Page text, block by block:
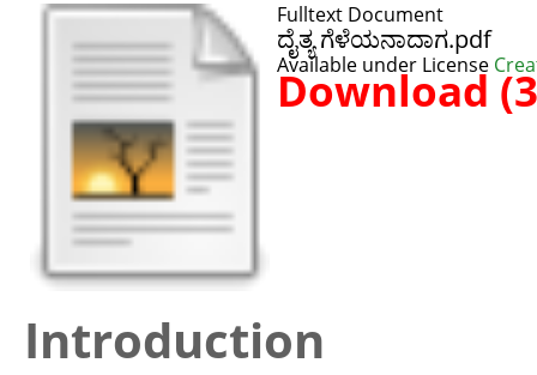
Fulltext Document
ದೈತ್ಯ ಗೆಳೆಯನಾದಾಗ.pdf
Available under License
Download
Introduction